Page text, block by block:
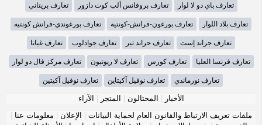
تعارف باي دو لا لوار تعارف بروفانس ألب كوت دازور تعارف بريتاني
تعارف بلاد اللوار تعارف بورغون-فرانش-كونتيه تعارف بورغوندي-فرانش كونتيه
تعارف جراند إست تعارف جراند تير تعارف جوادلوب تعارف غيانا
تعارف فرنسا العليا تعارف كورس تعارف لا ريونيون تعارف مركز فال دو لوار
تعارف نورماندي تعارف نوفيل آكيتاين تعارف نوفيل آكيتين
الأخبار | المحتالون | المتجر | الآراء
ملفات تعريف الارتباط والقانون العام لحماية البيانات | الإعلان | معلومات عنا |